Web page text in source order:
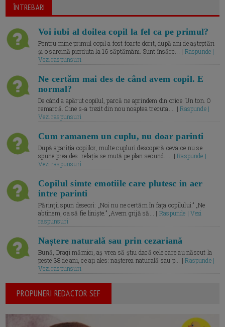
ÎNTREBARI
Voi iubi al doilea copil la fel ca pe primul?
Pentru mine primul copil a fost foarte dorit, după ani de așteptări
și o sarcină pierduta la 16 săptămâni. Sunt însărc... | Raspunde |
Vezi raspunsuri
Ne certăm mai des de când avem copil. E
normal?
De când a apărut copilul, parcă ne aprindem din orice. Un ton. O
remarcă. Cine s-a trezit din nou noaptea trecuta.... |Raspunde |
Vezi raspunsuri
Cum ramanem un cuplu, nu doar parinti
După apariția copiilor, multe cupluri descoperă ceva ce nu se
spune prea des: relația se mută pe plan secund. ... |Raspunde |
Vezi raspunsuri
Copilul simte emotiile care plutesc in aer
intre parinti
Părinții spun deseori: „Noi nu ne certăm în fața copilului.” „Ne
abținem, ca să fie liniște.” „Avem grijă să... | Raspunde | Vezi
raspunsuri
Naștere naturală sau prin cezariană
Bună, Dragi mămici, aș vrea să știu dacă cele care au născut la
peste 38 de ani, ce ați ales: nașterea naturală sau p... |Raspunde |
Vezi raspunsuri
PROPUNERI REDACTOR SEF